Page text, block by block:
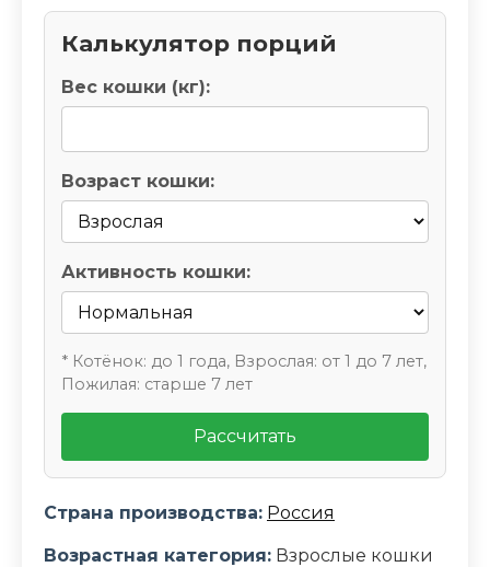
Калькулятор порций
Вес кошки (кг):
Возраст кошки:
Активность кошки:
* Котёнок: до 1 года, Взрослая: от 1 до 7 лет,
Пожилая: старше 7 лет
Рассчитать
Страна производства: Россия
Возрастная категория: Взрослые кошки